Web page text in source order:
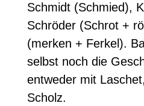
Schmidt (Schmied),
Schröder (Schrot +
(merken + Ferkel).
selbst noch die
entweder mit
Scholz.